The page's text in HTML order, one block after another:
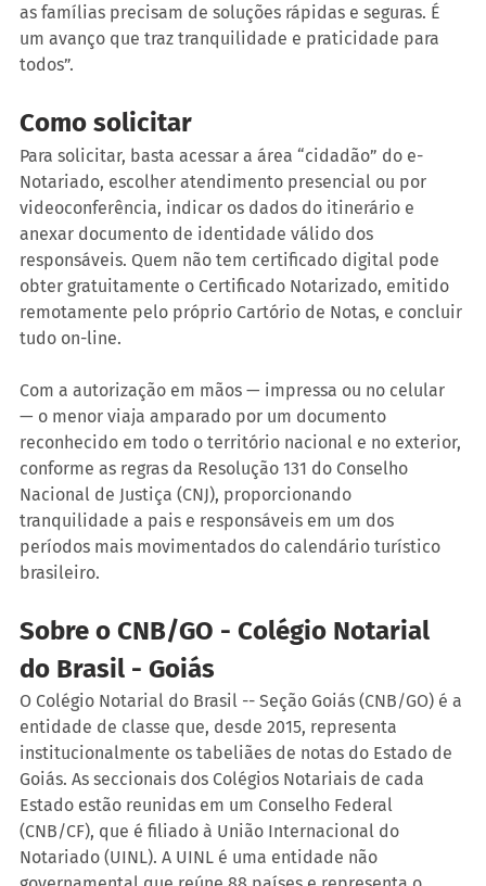
as famílias precisam de soluções rápidas e seguras. É
um avanço que traz tranquilidade e praticidade para
todos”.
Como solicitar
Para solicitar, basta acessar a área “cidadão” do e-
Notariado, escolher atendimento presencial ou por
videoconferência, indicar os dados do itinerário e
anexar documento de identidade válido dos
responsáveis. Quem não tem certificado digital pode
obter gratuitamente o Certificado Notarizado, emitido
remotamente pelo próprio Cartório de Notas, e concluir
tudo on-line.
Com a autorização em mãos — impressa ou no celular
— o menor viaja amparado por um documento
reconhecido em todo o território nacional e no exterior,
conforme as regras da Resolução 131 do Conselho
Nacional de Justiça (CNJ), proporcionando
tranquilidade a pais e responsáveis em um dos
períodos mais movimentados do calendário turístico
brasileiro.
Sobre o CNB/GO - Colégio Notarial
do Brasil - Goiás
O Colégio Notarial do Brasil -- Seção Goiás (CNB/GO) é a
entidade de classe que, desde 2015, representa
institucionalmente os tabeliães de notas do Estado de
Goiás. As seccionais dos Colégios Notariais de cada
Estado estão reunidas em um Conselho Federal
(CNB/CF), que é filiado à União Internacional do
Notariado (UINL). A UINL é uma entidade não